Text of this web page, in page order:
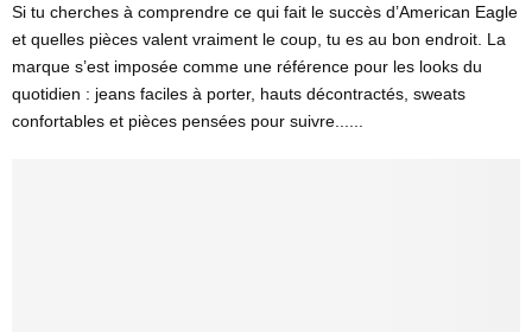
Si tu cherches à comprendre ce qui fait le succès d’American Eagle
et quelles pièces valent vraiment le coup, tu es au bon endroit. La
marque s’est imposée comme une référence pour les looks du
quotidien : jeans faciles à porter, hauts décontractés, sweats
confortables et pièces pensées pour suivre......